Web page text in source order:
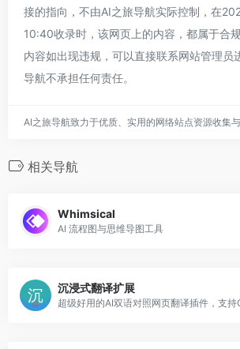
接的指向，不由AI之旅导航实际控制，在
10:40收录时，该网页上的内容，都属于合
内容如出现违规，可以直接联系网站管理员
导航不承担任何责任。
AI之旅导航致力于优质、实用的网络站点资源收集与
相关导航
Whimsical
AI 流程图与思维导图工具
沉浸式翻译扩展